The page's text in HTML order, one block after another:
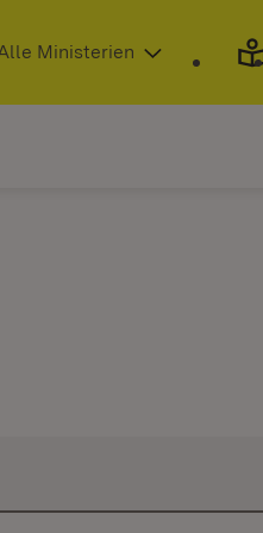
neuem Fenster)
Ministerien